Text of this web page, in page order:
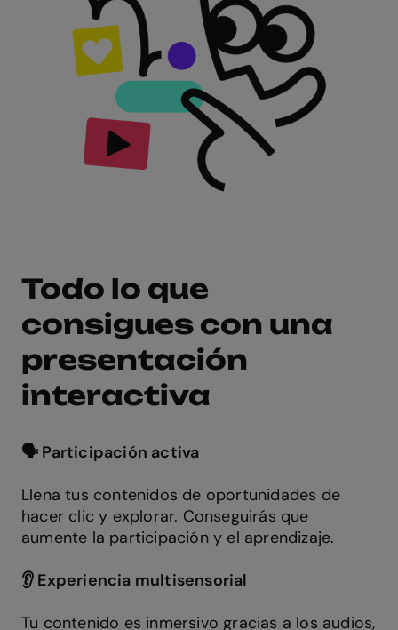
Todo lo que
consigues con una
presentación
interactiva
🗣️ Participación activa
Llena tus contenidos de oportunidades de
hacer clic y explorar. Conseguirás que
aumente la participación y el aprendizaje.
👂 Experiencia multisensorial
Tu contenido es inmersivo gracias a los audios,